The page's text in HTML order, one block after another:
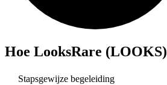
Hoe LooksRare (LOOKS)
Stapsgewijze begeleiding